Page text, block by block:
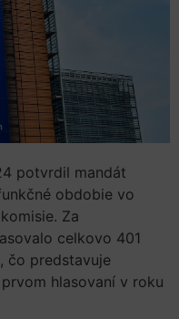
potvrdil mandát
obdobie vo
Za
celkovo 401
čo predstavuje
hlasovaní v roku